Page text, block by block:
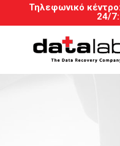
Τηλεφωνικό κέντρο:
24/7: